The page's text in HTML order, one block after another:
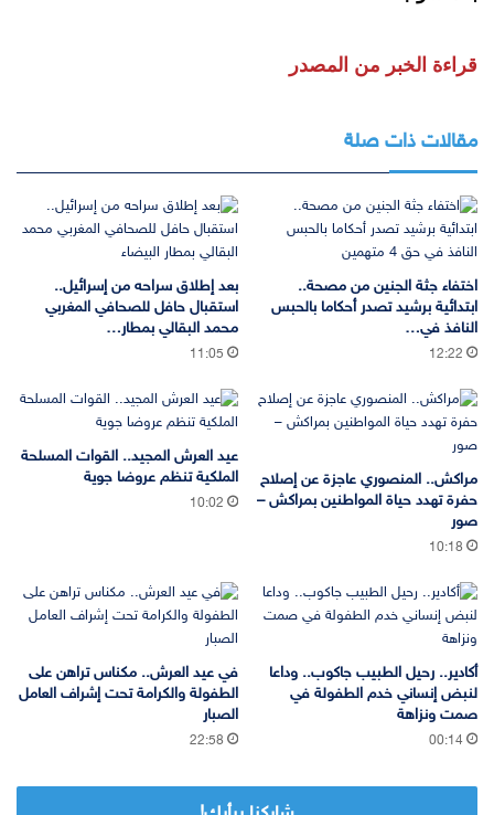
قراءة الخبر من المصدر
مقالات ذات صلة
اختفاء جثة الجنين من مصحة..
ابتدائية برشيد تصدر أحكاما بالحبس
النافذ في…
12:22
بعد إطلاق سراحه من إسرائيل..
استقبال حافل للصحافي المغربي
محمد البقالي بمطار…
11:05
مراكش.. المنصوري عاجزة عن إصلاح
حفرة تهدد حياة المواطنين بمراكش –
صور
10:18
عيد العرش المجيد.. القوات المسلحة
الملكية تنظم عروضا جوية
10:02
أكادير.. رحيل الطبيب جاكوب.. وداعا
لنبض إنساني خدم الطفولة في
صمت ونزاهة
00:14
في عيد العرش.. مكناس تراهن على
الطفولة والكرامة تحت إشراف العامل
الصبار
22:58